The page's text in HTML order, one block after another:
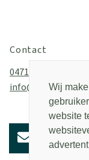
Wij
website
Contact
0471/23 24 25
info@2b2c.be